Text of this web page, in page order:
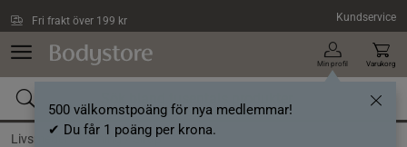
Fri frakt över 199 kr Kundservice
Min profil
500 välkomstpoäng för nya medlemmar!
✔ Du får 1 poäng per krona.
Varukorg
Livsmedel /Sötning /Sirap